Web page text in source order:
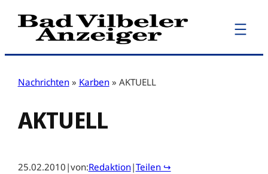
Zum
Inhalt
Nachrichten » Karben » AKTUELL
AKTUELL
25.02.2010 |von:Redaktion|Teilen ↪